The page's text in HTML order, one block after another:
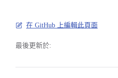
在 GitHub 上編輯此頁面
最後更新於: